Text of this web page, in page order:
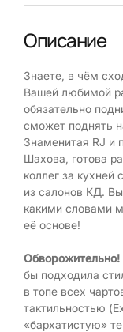
Описание
Знаете, в чём
Вашей любимой
обязательно
сможет поднять
Знаменитая RJ и
Шахова, готова
коллег за кухней
из салонов КД.
какими словами
её основе!
Обворожительно!
бы подходила
в топе всех
тактильностью
«бархатистую»